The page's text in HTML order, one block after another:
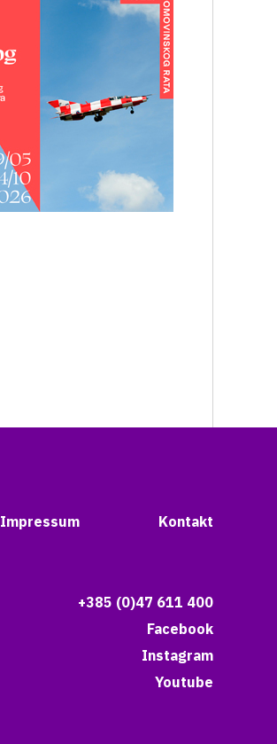
Impressum Kontakt
+385 (0)47 611 400
Facebook
Instagram
Youtube